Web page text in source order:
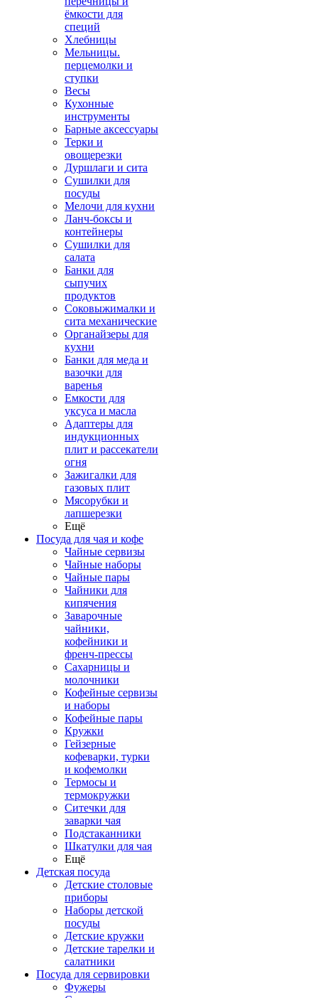
ёмкости для
специй
Хлебницы
Мельницы.
перцемолки и
ступки
Весы
Кухонные
инструменты
Барные аксессуары
Терки и
овощерезки
Дуршлаги и сита
Сушилки для
посуды
Мелочи для кухни
Ланч-боксы и
контейнеры
Сушилки для
салата
Банки для
сыпучих
продуктов
Соковыжималки и
сита механические
Органайзеры для
кухни
Банки для меда и
вазочки для
варенья
Емкости для
уксуса и масла
Адаптеры для
индукционных
плит и рассекатели
огня
Зажигалки для
газовых плит
Мясорубки и
лапшерезки
Ещё
Посуда для чая и кофе
Чайные сервизы
Чайные наборы
Чайные пары
Чайники для
кипячения
Заварочные
чайники,
кофейники и
френч-прессы
Сахарницы и
молочники
Кофейные сервизы
и наборы
Кофейные пары
Кружки
Гейзерные
кофеварки, турки
и кофемолки
Термосы и
термокружки
Ситечки для
заварки чая
Подстаканники
Шкатулки для чая
Ещё
Детская посуда
Детские столовые
приборы
Наборы детской
посуды
Детские кружки
Детские тарелки и
салатники
Посуда для сервировки
Фужеры